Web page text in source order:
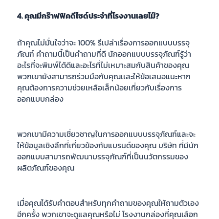
4. คุณมีกร๊าฟฟิคดีไซด์ประจําที่โรงงานเลยไม๊?
ถ้าคุณไม่มั่นใจว่าจะ 100% รึเปล่าเรื่องการออกแบบบรรจุ
ภัณฑ์ คำถามนี้เป็นคำถามที่ดี นักออกแบบบรรจุภัณฑ์รู้ว่า
อะไรที่จะพิมพ์ได้ดีและอะไรที่ไม่เหมาะสมกับสินค้าของคุณ
พวกเขายังสามารถร่วมมือกับคุณเเละให้ข้อเสนอแนะหาก
คุณต้องการความช่วยเหลือเล็กน้อยเกี่ยวกับเรื่องการ
ออกแบบกล่อง
พวกเขามีความเชี่ยวชาญในการออกแบบบรรจุภัณฑ์และจะ
ให้ข้อมูลเชิงลึกที่เกี่ยวข้องกับแบรนด์ของคุณ บริษัท ที่มีนัก
ออกแบบสามารถพัฒนาบรรจุภัณฑ์ที่เป็นนวัตกรรมของ
ผลิตภัณฑ์ของคุณ
เมื่อคุณได้รับคำตอบสำหรับทุกคำถามของคุณให้ถามตัวเอง
อีกครั้ง พวกเขาจะดูแลคุณหรือไม่ โรงงานกล่องที่คุณเลือก